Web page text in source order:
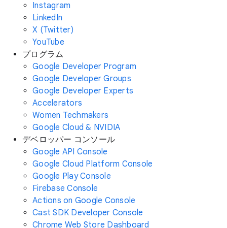
Instagram
LinkedIn
X (Twitter)
YouTube
プログラム
Google Developer Program
Google Developer Groups
Google Developer Experts
Accelerators
Women Techmakers
Google Cloud & NVIDIA
デベロッパー コンソール
Google API Console
Google Cloud Platform Console
Google Play Console
Firebase Console
Actions on Google Console
Cast SDK Developer Console
Chrome Web Store Dashboard